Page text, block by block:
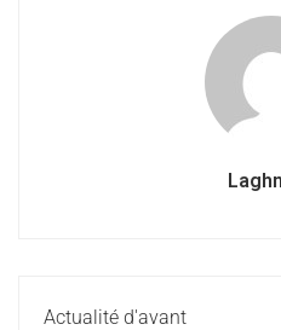
Actualité d'avant